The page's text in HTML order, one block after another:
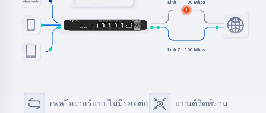
เฟลโอเวอร์แบบไม่มีรอยต่อ แบนด์วิดท์รวม